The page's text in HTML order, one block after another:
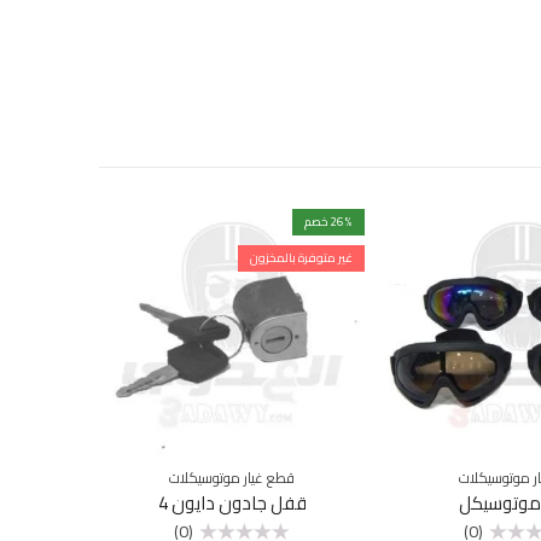
موتوسيكلات
موتوسيكل
(0)
26% خصم
غير متوفرة بالمخزون
قطع غيار موتوسيكلات
قفل جادون دايون 4
(0)